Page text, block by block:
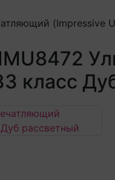
(Impressive
класс